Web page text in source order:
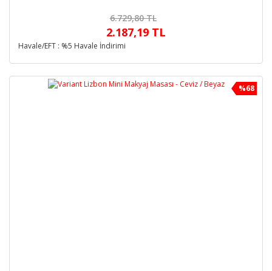
6.729,80 TL
2.187,19 TL
Havale/EFT : %5 Havale İndirimi
%68